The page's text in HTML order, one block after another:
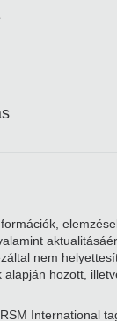
nem
hozott,
International